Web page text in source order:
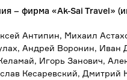
– фирма «Ak-Sai Travel»
Антипин, Михаил
Андрей Воронин,
Игорь Занович,
Кесаревский, Дмитрий